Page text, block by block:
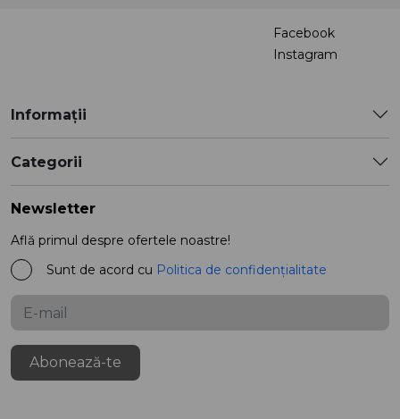
Facebook
Instagram
Informații
Categorii
Newsletter
Află primul despre ofertele noastre!
Sunt de acord cu Politica de confidențialitate
Abonează-te